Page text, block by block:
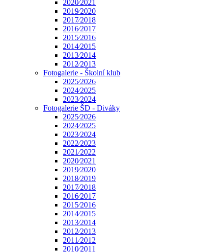
2020⁄2021
2019⁄2020
2017⁄2018
2016⁄2017
2015⁄2016
2014⁄2015
2013⁄2014
2012⁄2013
Fotogalerie - Školní klub
2025⁄2026
2024⁄2025
2023⁄2024
Fotogalerie ŠD - Diváky
2025⁄2026
2024⁄2025
2023⁄2024
2022⁄2023
2021⁄2022
2020⁄2021
2019⁄2020
2018⁄2019
2017⁄2018
2016⁄2017
2015⁄2016
2014⁄2015
2013⁄2014
2012⁄2013
2011⁄2012
2010⁄2011